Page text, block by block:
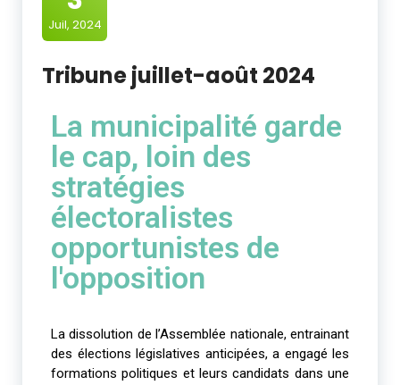
Juil, 2024
Tribune juillet-août 2024
La municipalité garde
le cap, loin des
stratégies
électoralistes
opportunistes de
l'opposition
La dissolution de l’Assemblée nationale, entrainant
des élections législatives anticipées, a engagé les
formations politiques et leurs candidats dans une